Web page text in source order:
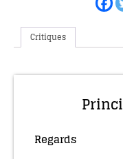
Critiques
Regards